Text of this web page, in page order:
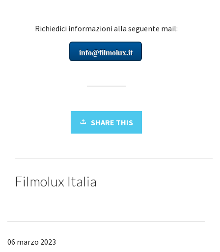
Richiedici informazioni alla seguente mail:
info@filmolux.it
SHARE THIS
Filmolux Italia
06 marzo 2023